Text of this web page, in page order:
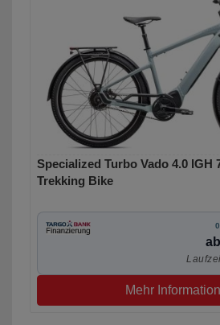
Specialized Turbo Vado 4.0 IGH
Trekking Bike
Mehr